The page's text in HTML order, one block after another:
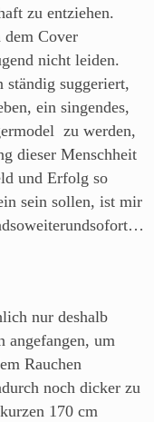
zu entziehen.
dem Cover
nicht leiden.
ständig suggeriert,
ein singendes,
zu werden,
dieser Menschheit
und Erfolg so
sein sollen, ist mir
nur deshalb
angefangen, um
Rauchen
noch dicker zu
170 cm